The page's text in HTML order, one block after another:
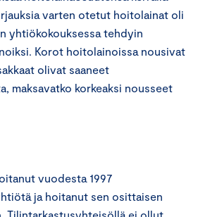
varten otetut hoitolainat oli
yhtiökokouksessa tehdyin
Korot hoitolainoissa nousivat
olivat saaneet
maksavatko korkeaksi nousseet
vuodesta 1997
ja hoitanut sen osittaisen